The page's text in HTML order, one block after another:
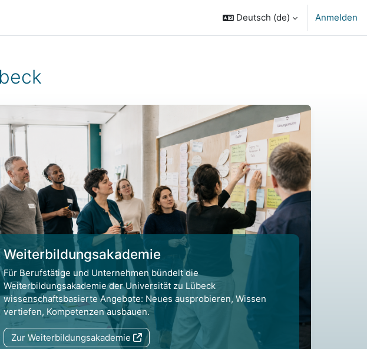
Deutsch ‎(de)‎ Anmelden
Weiterbildungsakademie
Für Berufstätige und Unternehmen bündelt die
Weiterbildungsakademie der Universität zu Lübeck
wissenschaftsbasierte Angebote: Neues ausprobieren, Wissen
vertiefen, Kompetenzen ausbauen.
Zur Weiterbildungsakademie